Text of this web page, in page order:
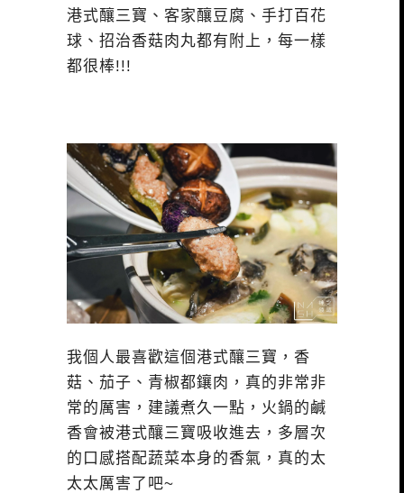
港式釀三寶、客家釀豆腐、手打百花
球、招治香菇肉丸都有附上，每一樣
都很棒!!!
我個人最喜歡這個港式釀三寶，香
菇、茄子、青椒都鑲肉，真的非常非
常的厲害，建議煮久一點，火鍋的鹹
香會被港式釀三寶吸收進去，多層次
的口感搭配蔬菜本身的香氣，真的太
太太厲害了吧~